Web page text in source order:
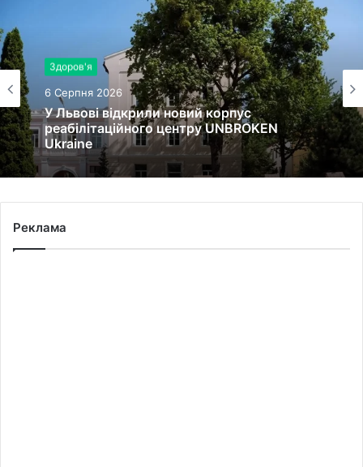
Здоров'я
6 Серпня 2026
У Львові відкрили новий корпус
реабілітаційного центру UNBROKEN
Ukraine
Реклама